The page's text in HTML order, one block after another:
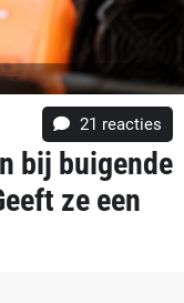
21 reacties
bij buigende
ze een